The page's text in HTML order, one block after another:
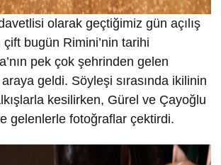
olarak geçtiğimiz gün açılış
çift bugün Rimini’nin tarihi
pek çok şehrinden gelen
geldi. Söyleşi sırasında ikilinin
kesilirken, Gürel ve Çayoğlu
gelenlerle fotoğraflar çektirdi.